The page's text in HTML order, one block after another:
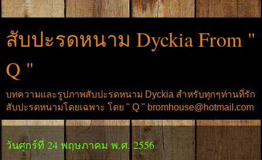
สับปะรดหนาม Dyckia From "
Q "
บทความและรูปภาพสับปะรดหนาม Dyckia สำหรับทุกๆท่านที่รัก
สับปะรดหนามโดยเฉพาะ โดย " Q " bromhouse@hotmail.com
วันศุกร์ที่ 24 พฤษภาคม พ.ศ. 2556